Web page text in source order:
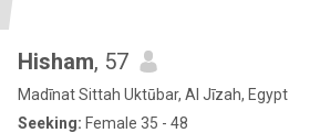
Hisham, 57
Madīnat Sittah Uktūbar, Al Jīzah, Egypt
Seeking: Female 35 - 48